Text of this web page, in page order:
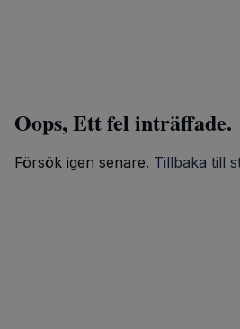
Oops, Ett fel inträffade.
Försök igen senare. Tillbaka till